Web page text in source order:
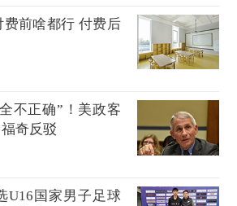
前啥都行 付费后
不正确”！美政客
奇反驳
U16国家男子足球